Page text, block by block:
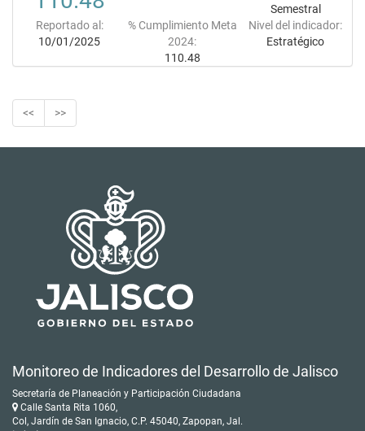
Semestral
Reportado al:
10/01/2025
% Cumplimiento Meta
2024:
110.48
Nivel del indicador:
Estratégico
<< >>
Monitoreo de Indicadores del Desarrollo de Jalisco
Secretaría de Planeación y Participación Ciudadana
Calle Santa Rita 1060,
Col, Jardín de San Ignacio, C.P. 45040, Zapopan, Jal.